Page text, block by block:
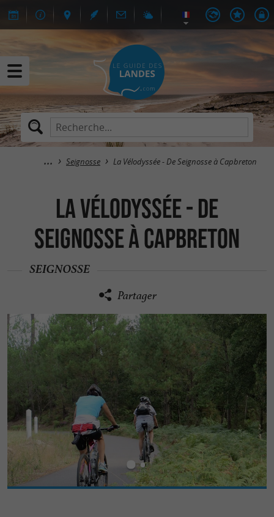
Seignosse La Vélodyssée - De Seignosse à Capbreton
La Vélodyssée - De
Seignosse à Capbreton
SEIGNOSSE
Partager